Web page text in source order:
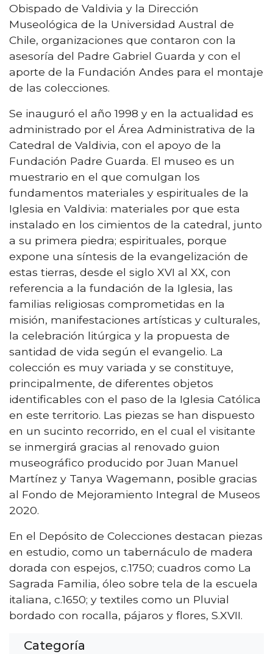
Obispado de Valdivia y la Dirección
Museológica de la Universidad Austral de
Chile, organizaciones que contaron con la
asesoría del Padre Gabriel Guarda y con el
aporte de la Fundación Andes para el montaje
de las colecciones.
Se inauguró el año 1998 y en la actualidad es
administrado por el Área Administrativa de la
Catedral de Valdivia, con el apoyo de la
Fundación Padre Guarda. El museo es un
muestrario en el que comulgan los
fundamentos materiales y espirituales de la
Iglesia en Valdivia: materiales por que esta
instalado en los cimientos de la catedral, junto
a su primera piedra; espirituales, porque
expone una síntesis de la evangelización de
estas tierras, desde el siglo XVI al XX, con
referencia a la fundación de la Iglesia, las
familias religiosas comprometidas en la
misión, manifestaciones artísticas y culturales,
la celebración litúrgica y la propuesta de
santidad de vida según el evangelio. La
colección es muy variada y se constituye,
principalmente, de diferentes objetos
identificables con el paso de la Iglesia Católica
en este territorio. Las piezas se han dispuesto
en un sucinto recorrido, en el cual el visitante
se inmergirá gracias al renovado guion
museográfico producido por Juan Manuel
Martínez y Tanya Wagemann, posible gracias
al Fondo de Mejoramiento Integral de Museos
2020.
En el Depósito de Colecciones destacan piezas
en estudio, como un tabernáculo de madera
dorada con espejos, c.1750; cuadros como La
Sagrada Familia, óleo sobre tela de la escuela
italiana, c.1650; y textiles como un Pluvial
bordado con rocalla, pájaros y flores, S.XVII.
Categoría